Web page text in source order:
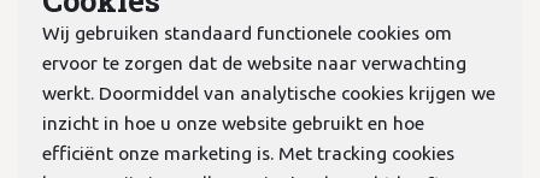
KvK:70978298
Wij gebruiken standaard functionele cookies om
ervoor te zorgen dat de website naar verwachting
werkt. Doormiddel van analytische cookies krijgen we
inzicht in hoe u onze website gebruikt en hoe
efficiënt onze marketing is. Met tracking cookies